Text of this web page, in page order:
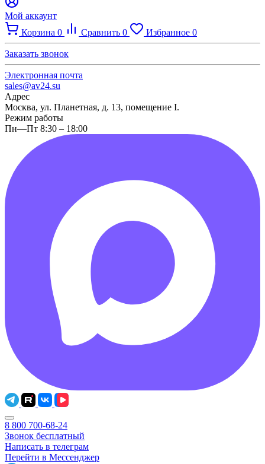
Мой аккаунт
Корзина 0 Сравнить 0 Избранное 0
Заказать звонок
Электронная почта
sales@av24.su
Адрес
Москва, ул. Планетная, д. 13, помещение I.
Режим работы
Пн—Пт 8:30 – 18:00
8 800 700-68-24
Звонок бесплатный
Написать в телеграм
Перейти в Мессенджер